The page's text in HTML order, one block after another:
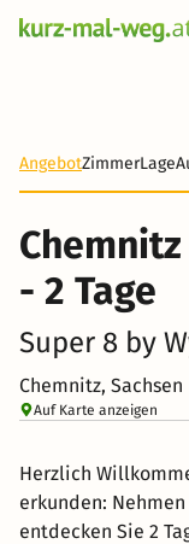
AngebotZimmerLage
- 2 Tage
Super 8 by
Chemnitz, Sachsen
Auf Karte anzeigen
Herzlich
erkunden:
entdecken Sie 2